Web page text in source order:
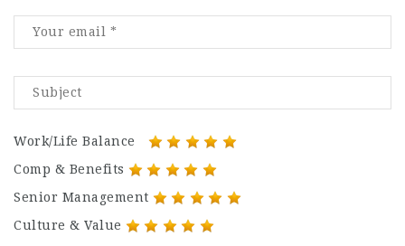
Work/Life Balance
Comp & Benefits
Senior Management
Culture & Value